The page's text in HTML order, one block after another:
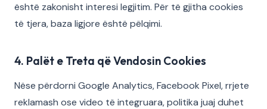
është zakonisht interesi legjitim. Për të gjitha cookies
të tjera, baza ligjore është pëlqimi.
4. Palët e Treta që Vendosin Cookies
Nëse përdorni Google Analytics, Facebook Pixel, rrjete
reklamash ose video të integruara, politika juaj duhet